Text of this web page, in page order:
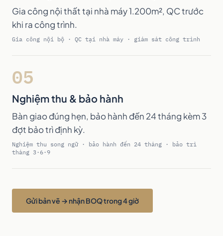
Gia công nội thất tại nhà máy 1.200m², QC trước
khi ra công trình.
Gia công nội bộ · QC tại nhà máy · giám sát công trình
05
Nghiệm thu & bảo hành
Bàn giao đúng hẹn, bảo hành đến 24 tháng kèm 3
đợt bảo trì định kỳ.
Nghiệm thu song ngữ · bảo hành đến 24 tháng · bảo trì
tháng 3·6·9
Gửi bản vẽ → nhận BOQ trong 4 giờ